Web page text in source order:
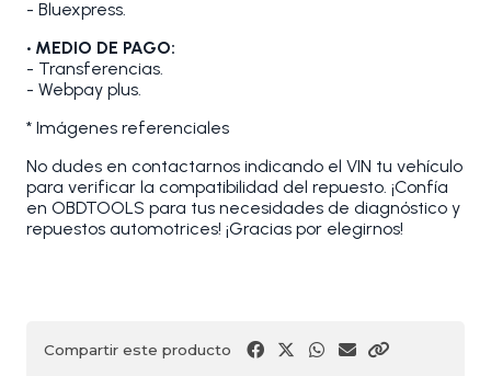
- Bluexpress.
• MEDIO DE PAGO:
- Transferencias.
- Webpay plus.
* Imágenes referenciales
No dudes en contactarnos indicando el VIN tu vehículo
para verificar la compatibilidad del repuesto. ¡Confía
en OBDTOOLS para tus necesidades de diagnóstico y
repuestos automotrices! ¡Gracias por elegirnos!
Compartir este producto